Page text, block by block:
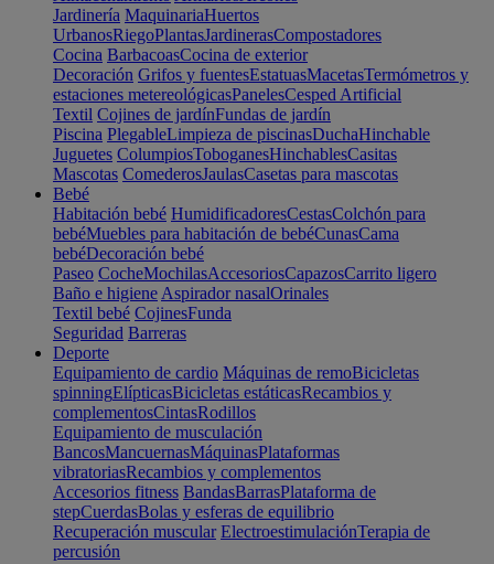
Jardinería MaquinariaHuertos
UrbanosRiegoPlantasJardinerasCompostadores
Cocina BarbacoasCocina de exterior
Decoración Grifos y fuentesEstatuasMacetasTermómetros y
estaciones metereológicasPanelesCesped Artificial
Textil Cojines de jardínFundas de jardín
Piscina PlegableLimpieza de piscinasDuchaHinchable
Juguetes ColumpiosToboganesHinchablesCasitas
Mascotas ComederosJaulasCasetas para mascotas
Bebé
Habitación bebé HumidificadoresCestasColchón para
bebéMuebles para habitación de bebéCunasCama
bebéDecoración bebé
Paseo CocheMochilasAccesoriosCapazosCarrito ligero
Baño e higiene Aspirador nasalOrinales
Textil bebé CojinesFunda
Seguridad Barreras
Deporte
Equipamiento de cardio Máquinas de remoBicicletas
spinningElípticasBicicletas estáticasRecambios y
complementosCintasRodillos
Equipamiento de musculación
BancosMancuernasMáquinasPlataformas
vibratoriasRecambios y complementos
Accesorios fitness BandasBarrasPlataforma de
stepCuerdasBolas y esferas de equilibrio
Recuperación muscular ElectroestimulaciónTerapia de
percusión